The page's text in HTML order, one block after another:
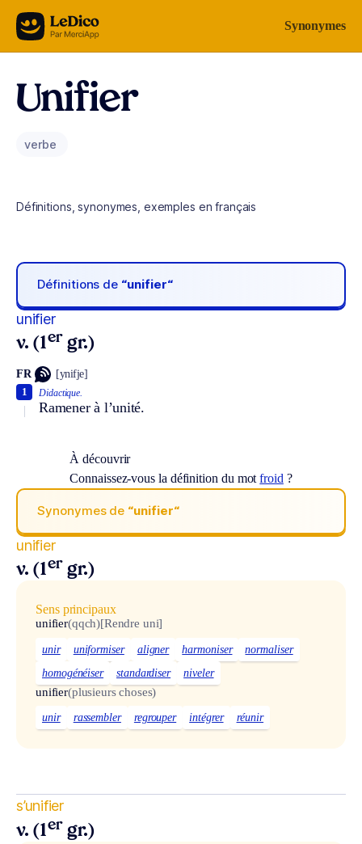
Aller au contenu Synonymes
Unifier
verbe
Définitions, synonymes, exemples en français
Définitions de “unifier“
unifier
v. (1er gr.)
FR [ynifje]
Didactique.
Ramener à l’unité.
1
À découvrir
Connaissez-vous la définition du motfroid ?
Synonymes de “unifier“
unifier
v. (1er gr.)
Sens principaux
unifier(qqch)[Rendre uni]
unir uniformiser aligner harmoniser
normaliser
homogénéiser
standardiser niveler
unifier(plusieurs choses)
unir rassembler regrouper intégrer réunir
s’unifier
v. (1er gr.)